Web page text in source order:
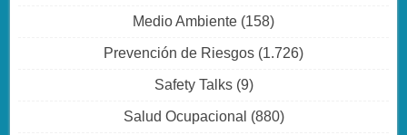
Medio Ambiente (158)
Prevención de Riesgos (1.726)
Safety Talks(9)
Salud Ocupacional (880)